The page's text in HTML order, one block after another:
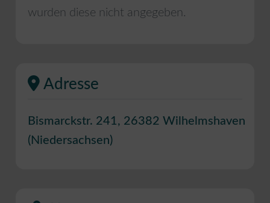
wurden diese nicht angegeben.
Adresse
Bismarckstr. 241, 26382 Wilhelmshaven
( Niedersachsen)